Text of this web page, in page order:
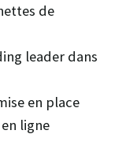
de
leader dans
en place
ligne